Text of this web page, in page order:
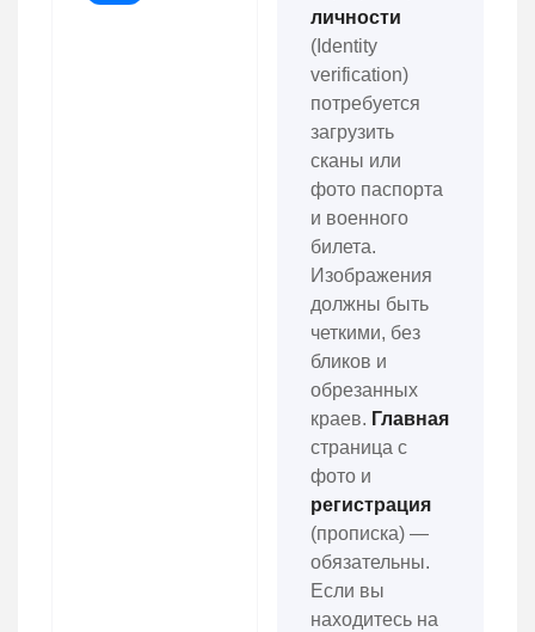
личности
(Identity
verification)
потребуется
загрузить
сканы или
фото паспорта
и военного
билета.
Изображения
должны быть
четкими, без
бликов и
обрезанных
краев. Главная
страница с
фото и
регистрация
(прописка) —
обязательны.
Если вы
находитесь на